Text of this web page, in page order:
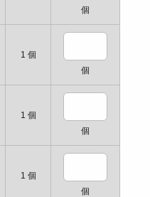
個
1 個
個
1 個
個
1 個
個